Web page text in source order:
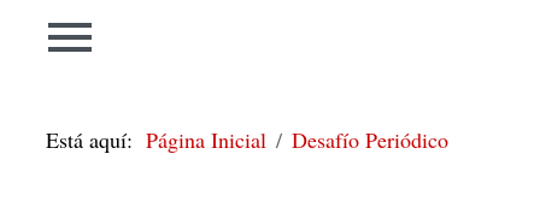
Está aquí:Página Inicial Desafío Periódico